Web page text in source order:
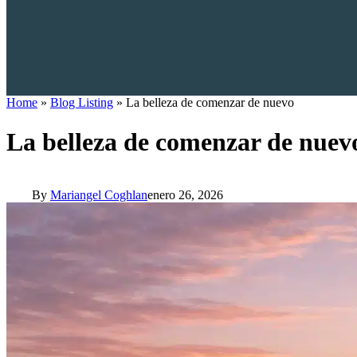
Home » Blog Listing » La belleza de comenzar de nuevo
La belleza de comenzar de
By Mariangel Coghlanenero 26, 2026